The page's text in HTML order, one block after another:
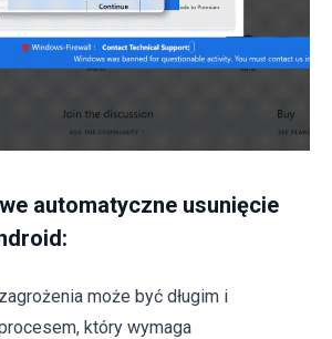
automatyczne usunięcie
może być długim i
który wymaga